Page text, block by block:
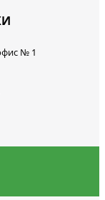
№ 1